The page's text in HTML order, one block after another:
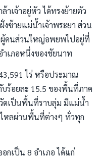
าเจ้าอยู่หัว ได้ทรงย้ายตัว
งซ้ายแม่น้ำเจ้าพระยา ส่วน
ผู้คนส่วนใหญ่อพยพไปอยู่ที่
เภอหนึ่งของชัยนาท
ไร่ หรือประมาณ
บร้อยละ 15.5 ของพื้นที่ภาค
ดเป็นพื้นที่ราบลุ่ม มีแม่น้ำ
หลผ่านพื้นที่ต่างๆ ทั่วทุก
กเป็น 8 อำเภอ ได้แก่